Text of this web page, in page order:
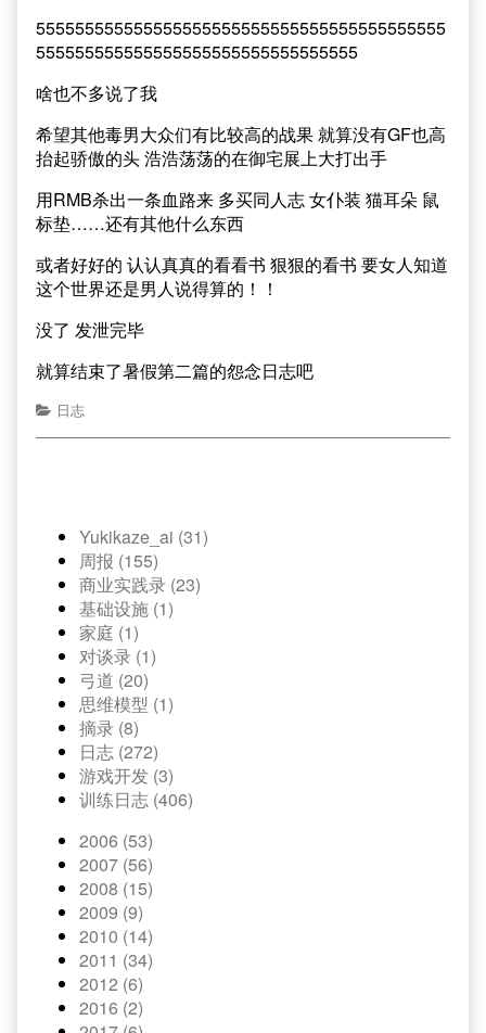
555555555555555555555555555555555555555555
555555555555555555555555555555555
啥也不多说了我
希望其他毒男大众们有比较高的战果 就算没有GF也高
抬起骄傲的头 浩浩荡荡的在御宅展上大打出手
用RMB杀出一条血路来 多买同人志 女仆装 猫耳朵 鼠
标垫……还有其他什么东西
或者好好的 认认真真的看看书 狠狠的看书 要女人知道
这个世界还是男人说得算的！！
没了 发泄完毕
就算结束了暑假第二篇的怨念日志吧
日志
Yukikaze_ai (31)
周报 (155)
商业实践录 (23)
基础设施 (1)
家庭 (1)
对谈录 (1)
弓道 (20)
思维模型 (1)
摘录 (8)
日志 (272)
游戏开发 (3)
训练日志 (406)
2006 (53)
2007 (56)
2008 (15)
2009 (9)
2010 (14)
2011 (34)
2012 (6)
2016 (2)